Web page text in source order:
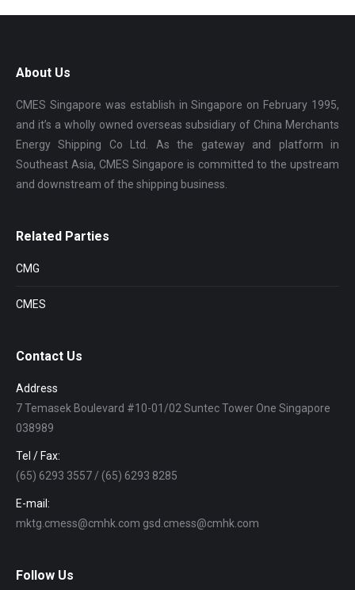
About Us
CMES Singapore was establish in Singapore on February 1995,
and it’s a wholly owned overseas subsidiary of China Merchants
Energy Shipping Co Ltd. As the gateway and platform in
Southeast Asia, CMES Singapore is committed to the upstream
and downstream of the shipping business.
Related Parties
CMG
CMES
Contact Us
Address
7 Temasek Boulevard #10-01/02 Suntec Tower One Singapore
038989
Tel / Fax:
(65) 6293 3557 / (65) 6293 8285
E-mail:
mktg.cmess@cmhk.com gsd.cmess@cmhk.com
Follow Us